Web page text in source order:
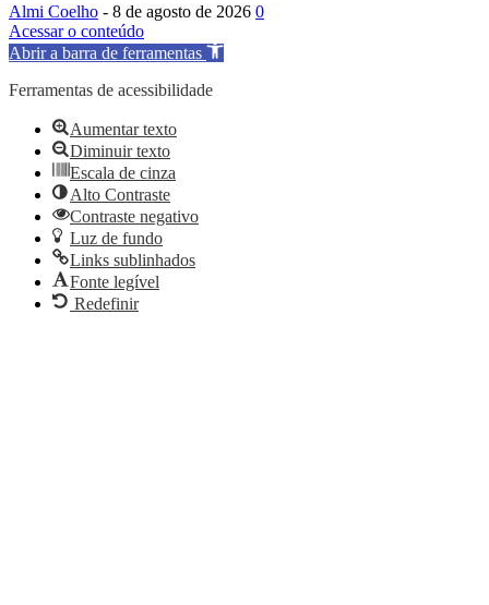
Almi Coelho - 8 de agosto de 2026 0
Acessar o conteúdo
Abrir a barra de ferramentas
Ferramentas de acessibilidade
Aumentar texto
Diminuir texto
Escala de cinza
Alto Contraste
Contraste negativo
Luz de fundo
Links sublinhados
Fonte legível
Redefinir